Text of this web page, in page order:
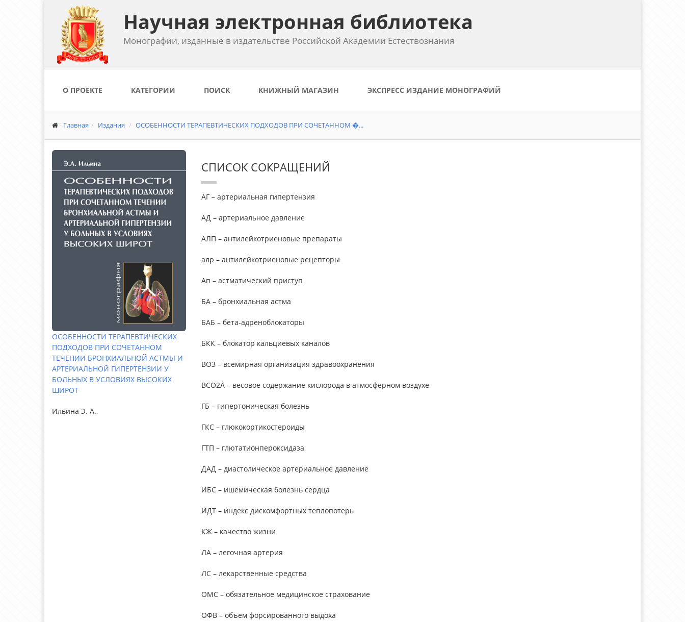
Научная электронная библиотека
Монографии, изданные в издательстве Российской Академии Естествознания
О ПРОЕКТЕ КАТЕГОРИИ ПОИСК КНИЖНЫЙ МАГАЗИН ЭКСПРЕСС ИЗДАНИЕ МОНОГРАФИЙ
Главная Издания ОСОБЕННОСТИ ТЕРАПЕВТИЧЕСКИХ ПОДХОДОВ ПРИ СОЧЕТАННОМ �...
ОСОБЕННОСТИ ТЕРАПЕВТИЧЕСКИХ
ПОДХОДОВ ПРИ СОЧЕТАННОМ
ТЕЧЕНИИ БРОНХИАЛЬНОЙ АСТМЫ И
АРТЕРИАЛЬНОЙ ГИПЕРТЕНЗИИ У
БОЛЬНЫХ В УСЛОВИЯХ ВЫСОКИХ
ШИРОТ
Ильина Э. А.,
СПИСОК СОКРАЩЕНИЙ
АГ – артериальная гипертензия
АД – артериальное давление
АЛП – антилейкотриеновые препараты
алр – антилейкотриеновые рецепторы
Ап – астматический приступ
БА – бронхиальная астма
БАБ – бета-адреноблокаторы
БКК – блокатор кальциевых каналов
ВОЗ – всемирная организация здравоохранения
ВСО2А – весовое содержание кислорода в атмосферном воздухе
ГБ – гипертоническая болезнь
ГКС – глюкокортикостероиды
ГТП – глютатионпероксидаза
ДАД – диастолическое артериальное давление
ИБС – ишемическая болезнь сердца
ИДТ – индекс дискомфортных теплопотерь
КЖ – качество жизни
ЛА – легочная артерия
ЛС – лекарственные средства
ОМС – обязательное медицинское страхование
ОФВ – объем форсированного выдоха